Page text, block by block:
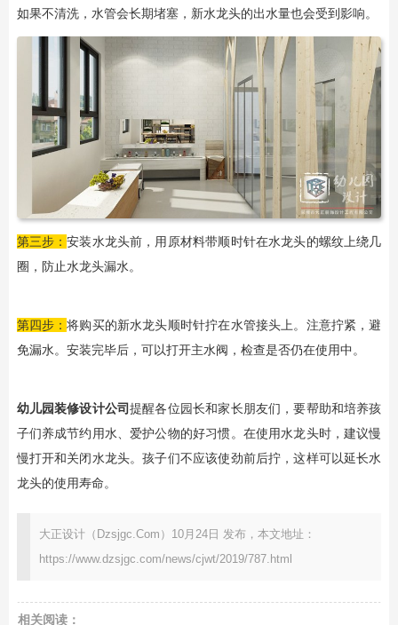
如果不清洗，水管会长期堵塞，新水龙头的出水量也会受到影响。
第三步：安装水龙头前，用原材料带顺时针在水龙头的螺纹上绕几
圈，防止水龙头漏水。
第四步：将购买的新水龙头顺时针拧在水管接头上。注意拧紧，避
免漏水。安装完毕后，可以打开主水阀，检查是否仍在使用中。
幼儿园装修设计公司提醒各位园长和家长朋友们，要帮助和培养孩
子们养成节约用水、爱护公物的好习惯。在使用水龙头时，建议慢
慢打开和关闭水龙头。孩子们不应该使劲前后拧，这样可以延长水
龙头的使用寿命。
大正设计（Dzsjgc.Com）10月24日 发布，本文地址：
https://www.dzsjgc.com/news/cjwt/2019/787.html
相关阅读：